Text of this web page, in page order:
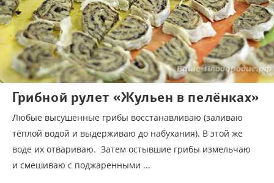
Грибной рулет «Жульен в пелёнках»
Любые высушенные грибы восстанавливаю (заливаю
тёплой водой и выдерживаю до набухания). В этой же
воде их отвариваю. Затем остывшие грибы измельчаю
и смешиваю с поджаренными ...